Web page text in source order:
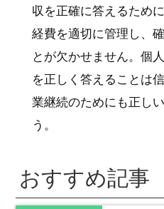
収を正確に答えるため
経費を適切に管理し、
とが欠かせません。個
を正しく答えることは
業継続のためにも正し
う。
おすすめ記事